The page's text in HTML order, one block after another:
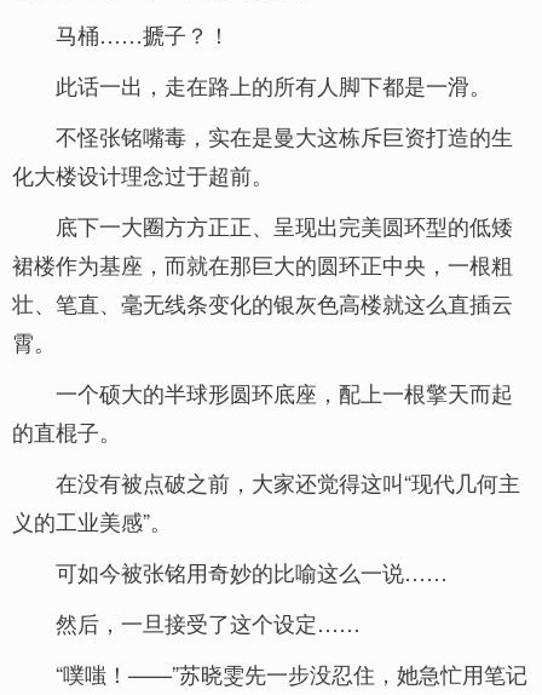
马桶……搋子？！
此话一出，走在路上的所有人脚下都是一滑。
不怪张铭嘴毒，实在是曼大这栋斥巨资打造的生
化大楼设计理念过于超前。
底下一大圈方方正正、呈现出完美圆环型的低矮
裙楼作为基座，而就在那巨大的圆环正中央，一根粗
壮、笔直、毫无线条变化的银灰色高楼就这么直插云
霄。
一个硕大的半球形圆环底座，配上一根擎天而起
的直棍子。
在没有被点破之前，大家还觉得这叫“现代几何主
义的工业美感”。
可如今被张铭用奇妙的比喻这么一说……
然后，一旦接受了这个设定……
“噗嗤！——”苏晓雯先一步没忍住，她急忙用笔记